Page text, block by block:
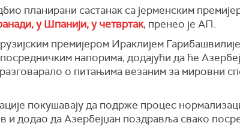
планирани састанак са јерменским
у Шпанији, у четвртак, пренео је АП.
премијером Ираклијем
напорима, додајући да ће
о питањима везаним за мировни
покушавају да подрже процес
и додао да Азербејџан поздравља свако